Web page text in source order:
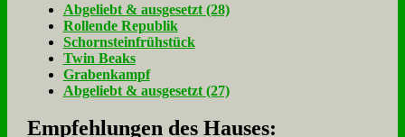
Ab­ge­liebt & aus­ge­setzt (28)
Rol­len­de Re­pu­blik
Schorn­stein­früh­stück
Twin Beaks
Gra­ben­kampf
Ab­ge­liebt & aus­ge­setzt (27)
Empfehlungen des Hauses: